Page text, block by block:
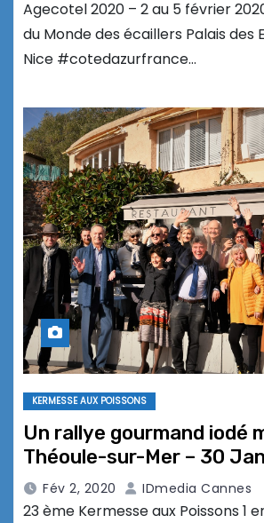
Agecotel 2020 – 2 au 5 février
du Monde des écaillers Palais des
Nice #cotedazurfrance…
KERMESSE AUX POISSONS
Un rallye gourmand iodé
Théoule-sur-Mer – 30
Fév 2, 2020 IDmedia Cannes
23 ème Kermesse aux Poissons 1